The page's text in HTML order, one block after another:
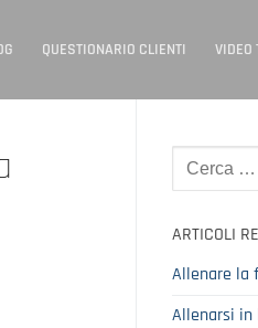
QUESTIONARIO CLIENTI VIDEO
Cerca:
ARTICOLI
Allenare la
Allenarsi in